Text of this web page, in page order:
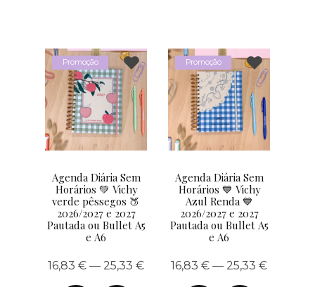
Promoção
Agenda Diária Sem
Horários 💚 Vichy
verde pêssegos 🍑
2026/2027 e 2027
Pautada ou Bullet A5
e A6
16,83 € — 25,33 €
Promoção
Agenda Diária Sem
Horários 💙 Vichy
Azul Renda 💙
2026/2027 e 2027
Pautada ou Bullet A5
e A6
16,83 € — 25,33 €